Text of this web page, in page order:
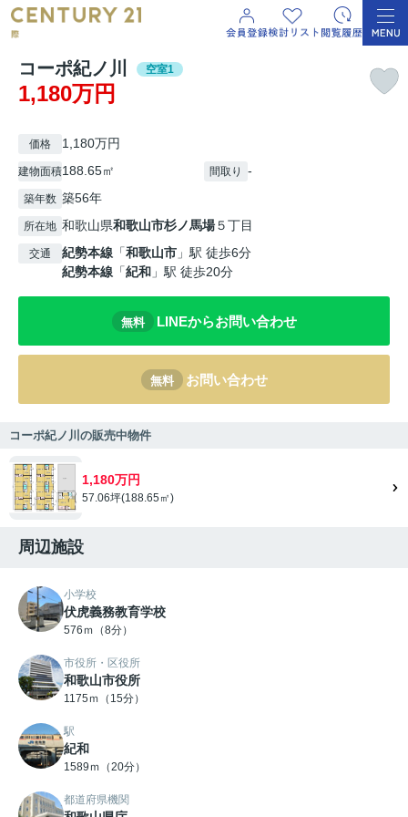
コーポ紀ノ川 空室1
1,180万円
価格 1,180万円
建物面積188.65㎡ 間取り -
築年数 築56年
所在地 和歌山県和歌山市杉ノ馬場５丁目
交通 紀勢本線 「和歌山市 」駅 徒歩6分
紀勢本線 「紀和 」駅 徒歩20分
無料 LINEからお問い合わせ
無料 お問い合わせ
コーポ紀ノ川の販売中物件
1,180万円
57.06坪(188.65㎡)
周辺施設
小学校
伏虎義務教育学校
576ｍ（8分）
市役所・区役所
和歌山市役所
1175ｍ（15分）
駅
紀和
1589ｍ（20分）
都道府県機関